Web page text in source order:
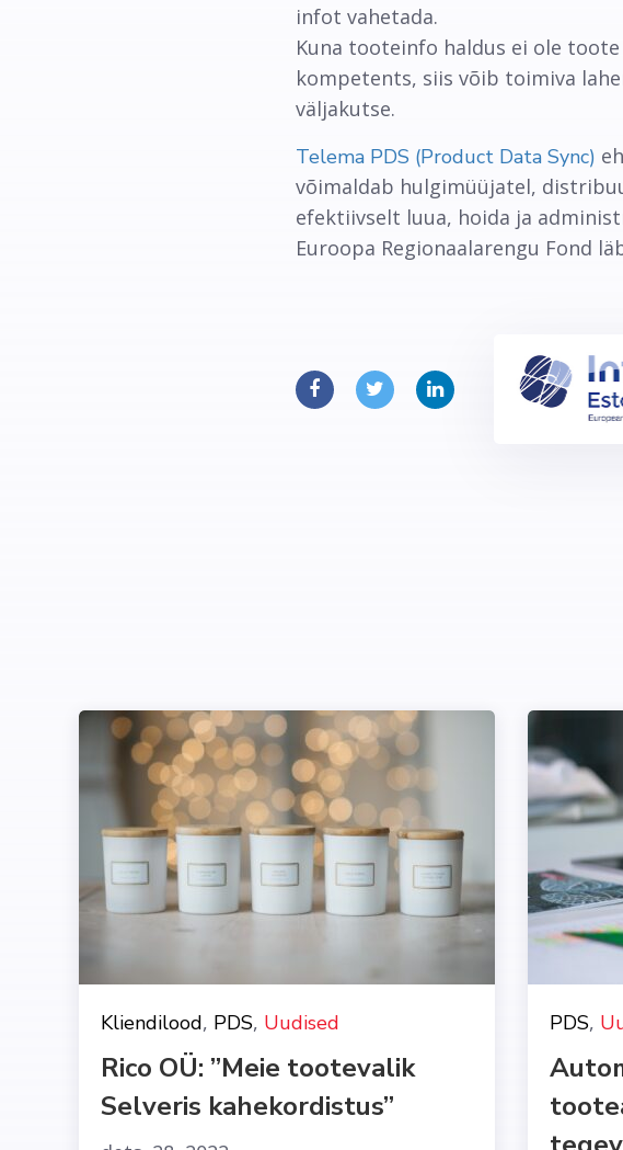
infot vahetada.
Kuna tooteinfo haldus ei ole
kompetents, siis võib toimiva
väljakutse.
Telema PDS (Product Data Sync)
võimaldab hulgimüüjatel,
efektiivselt luua, hoida ja
Euroopa Regionaalarengu Fond
Kliendilood, PDS, Uudised
Rico OÜ: ”Meie tootevalik
Selveris kahekordistus”
PDS,